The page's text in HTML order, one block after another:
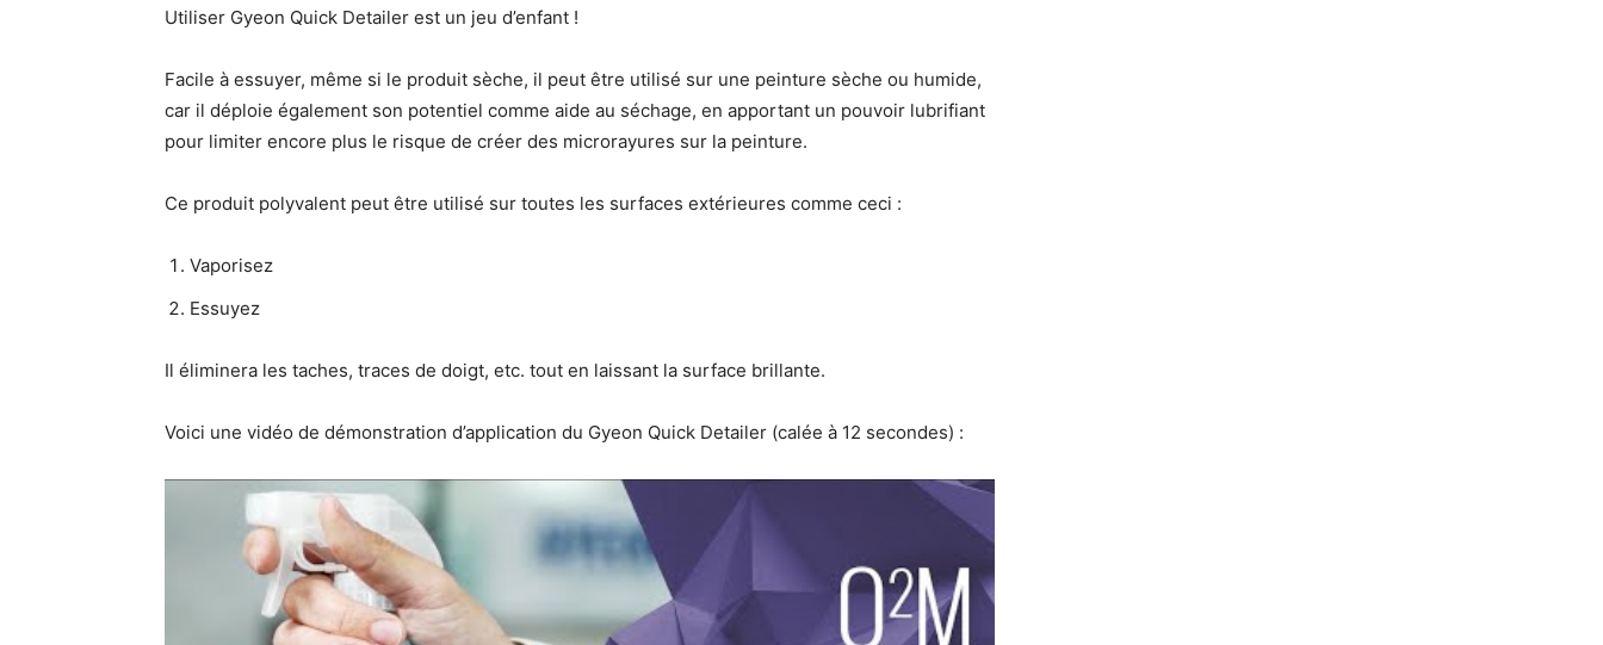
Utiliser Gyeon Quick Detailer est un jeu d’enfant !
Facile à essuyer, même si le produit sèche, il peut être utilisé sur une peinture sèche ou humide,
car il déploie également son potentiel comme aide au séchage, en apportant un pouvoir lubrifiant
pour limiter encore plus le risque de créer des microrayures sur la peinture.
Ce produit polyvalent peut être utilisé sur toutes les surfaces extérieures comme ceci :
Vaporisez
Essuyez
Il éliminera les taches, traces de doigt, etc. tout en laissant la surface brillante.
Voici une vidéo de démonstration d’application du Gyeon Quick Detailer (calée à 12 secondes) :